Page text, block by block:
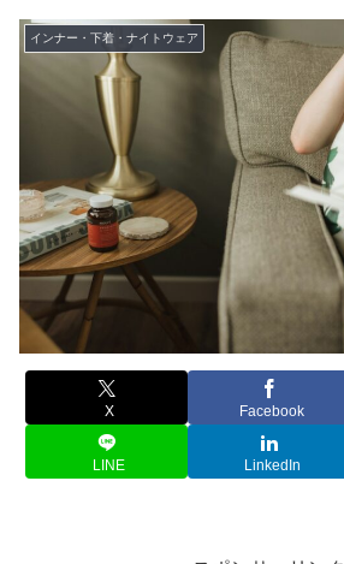
インナー・下着・ナイトウェア
X Facebook
LINE LinkedIn